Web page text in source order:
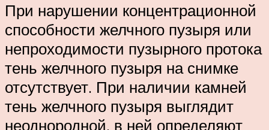
При нарушении концентрационной
способности желчного пузыря или
непрохо­димости пузырного протока
тень желчного пузыря на снимке
отсутствует. При наличии камней
тень желчного пузыря выглядит
неоднородной, в ней определяют